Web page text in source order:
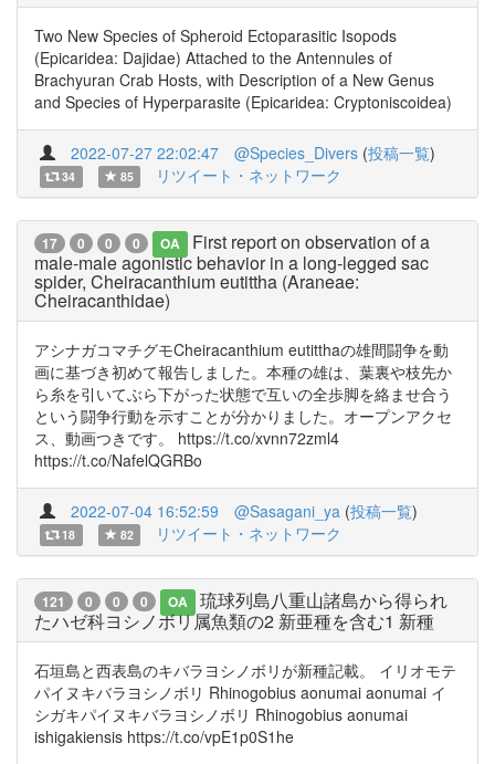
Two New Species of Spheroid Ectoparasitic Isopods
(Epicaridea: Dajidae) Attached to the Antennules of
Brachyuran Crab Hosts, with Description of a New Genus
and Species of Hyperparasite (Epicaridea: Cryptoniscoidea)
2022-07-27 22:02:47 @Species_Divers (投稿一覧)
34 85 リツイート・ネットワーク
17 0 0 0 OA
First report on observation of a
male-male agonistic behavior in a long-legged sac
spider, Cheiracanthium eutittha (Araneae:
Cheiracanthidae)
アシナガコマチグモCheiracanthium eutitthaの雄間闘争を動
画に基づき初めて報告しました。本種の雄は、葉裏や枝先か
ら糸を引いてぶら下がった状態で互いの全歩脚を絡ませ合う
という闘争行動を示すことが分かりました。オープンアクセ
ス、動画つきです。 https://t.co/xvnn72zml4
https://t.co/NafelQGRBo
2022-07-04 16:52:59 @Sasagani_ya (投稿一覧)
18 82 リツイート・ネットワーク
121 0 0 0 OA
琉球列島八重山諸島から得られ
たハゼ科ヨシノボリ属魚類の2 新亜種を含む1 新種
石垣島と西表島のキバラヨシノボリが新種記載。 イリオモテ
パイヌキバラヨシノボリ Rhinogobius aonumai aonumai イ
シガキパイヌキバラヨシノボリ Rhinogobius aonumai
ishigakiensis https://t.co/vpE1p0S1he